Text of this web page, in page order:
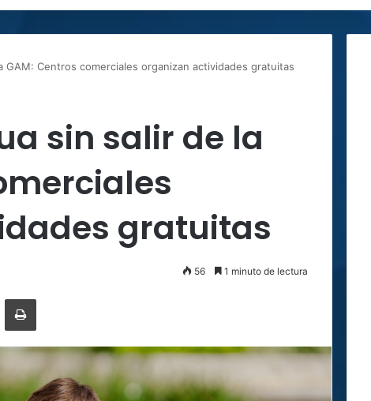
GAM: Centros comerciales organizan actividades gratuitas
sin salir de la
gratuitas
56 1 minuto de lectura
por correo electrónicoImprimir